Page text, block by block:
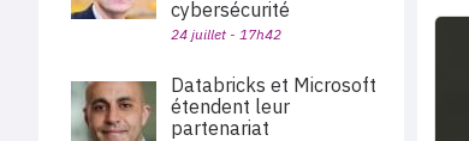
cybersécurité
24 juillet - 17h42
Databricks et Microsoft
étendent leur
partenariat